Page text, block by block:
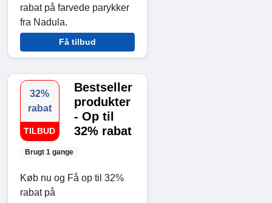
rabat på farvede parykker
fra Nadula.
Få tilbud
32%
rabat
TILBUD
Brugt 1 gange
Bestseller
produkter
- Op til
32% rabat
Køb nu og Få op til 32%
rabat på